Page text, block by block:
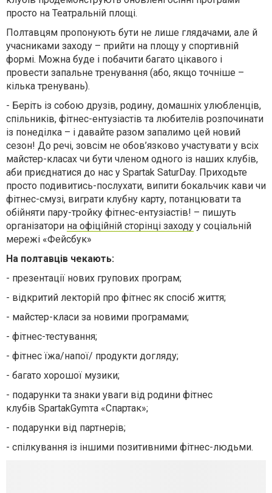
просто на Театральній площі.
Полтавцям пропонують бути не лише глядачами, але й
учасниками заходу – прийти на площу у спортивній
формі. Можна буде і побачити багато цікавого і
провести запальне тренування (або, якщо точніше –
кілька тренувань).
- Беріть із собою друзів, родину, домашніх улюбленців,
спільників, фітнес-ентузіастів та любителів розпочинати
із понеділка – і давайте разом запалимо цей новий
сезон! До речі, зовсім не обов’язково участувати у всіх
майстер-класах чи бути членом одного із наших клубів,
аби приєднатися до нас у Spartak SaturDay. Приходьте
просто подивитись-послухати, випити бокальчик кави чи
фітнес-смузі, виграти клубну карту, потанцювати та
обійняти пару-тройку фітнес-ентузіастів! – пишуть
організатори на офіційній сторінці заходу у соціальній
мережі «Фейсбук»
На полтавців чекають:
- презентації нових групових програм;
- відкритий лекторій про фітнес як спосіб життя;
- майстер-класи за новими програмами;
- фітнес-тестування;
- фітнес їжа/напої/ продукти догляду;
- багато хорошої музики;
- подарунки та знаки уваги від родини фітнес
клубів SpartakGymта «Спартак»;
- подарунки від партнерів;
- спілкування із іншими позитивними фітнес-людьми.